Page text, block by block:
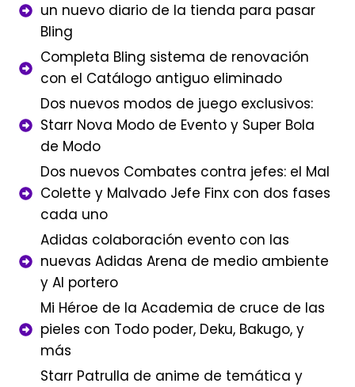
un nuevo diario de la tienda para pasar
Bling
Completa Bling sistema de renovación
con el Catálogo antiguo eliminado
Dos nuevos modos de juego exclusivos:
Starr Nova Modo de Evento y Super Bola
de Modo
Dos nuevos Combates contra jefes: el Mal
Colette y Malvado Jefe Finx con dos fases
cada uno
Adidas colaboración evento con las
nuevas Adidas Arena de medio ambiente
y AI portero
Mi Héroe de la Academia de cruce de las
pieles con Todo poder, Deku, Bakugo, y
más
Starr Patrulla de anime de temática y